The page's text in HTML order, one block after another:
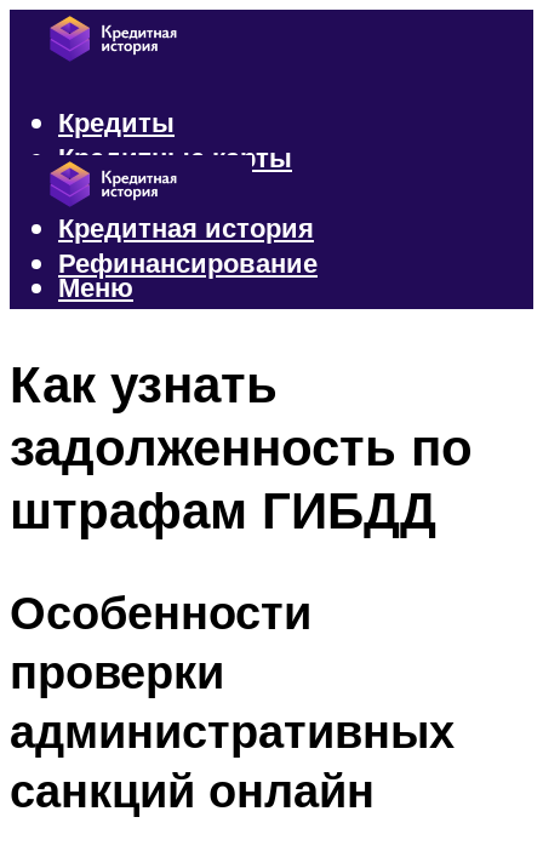
Кредиты
Кредитные карты
Микрозаймы
Кредитная история
Рефинансирование
Меню
Как узнать
задолженность по
штрафам ГИБДД
Особенности
проверки
административных
санкций онлайн